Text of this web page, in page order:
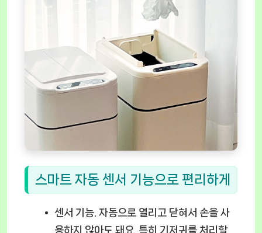
스마트 자동 센서 기능으로 편리하게
센서 기능. 자동으로 열리고 닫혀서 손을 사
용하지 않아도 돼요. 특히 기저귀를 처리할